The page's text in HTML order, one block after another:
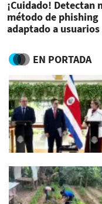
¡Cuidado! Detectan
método de phishing
adaptado a usuarios
EN PORTADA